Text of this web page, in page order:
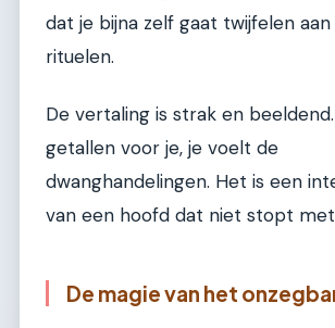
dat je bijna zelf gaat twijfelen
rituelen.
De vertaling is strak en
getallen voor je, je voelt de
dwanghandelingen. Het is een
van een hoofd dat niet stopt
De magie van het